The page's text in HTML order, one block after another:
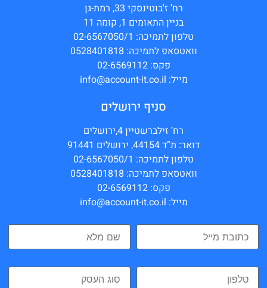
רח’ ז'בוטינסקי 33, רמת-גן
בניין התאומים 1, קומה 11
טלפון לתמיכה: 02-6567050/1
וואטסאפ לתמיכה: 0528401818
פקס: 02-6569112
מייל: info@account-it.co.il
סניף ירושלים
רח’ זילברשטיין 4,ירושלים
דואר: ת”ד 44154, ירושלים 91441
טלפון לתמיכה: 02-6567050/1
וואטסאפ לתמיכה: 0528401818
פקס: 02-6569112
מייל: info@account-it.co.il